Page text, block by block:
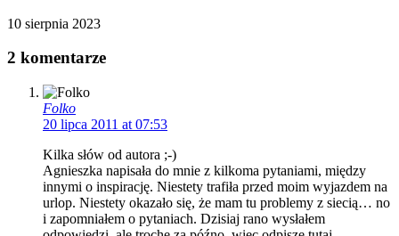
10 sierpnia 2023
2 komentarze
Folko
20 lipca 2011 at 07:53
Kilka słów od autora ;-)
Agnieszka napisała do mnie z kilkoma pytaniami, między
innymi o inspirację. Niestety trafiła przed moim wyjazdem na
urlop. Niestety okazało się, że mam tu problemy z siecią… no
i zapomniałem o pytaniach. Dzisiaj rano wysłałem